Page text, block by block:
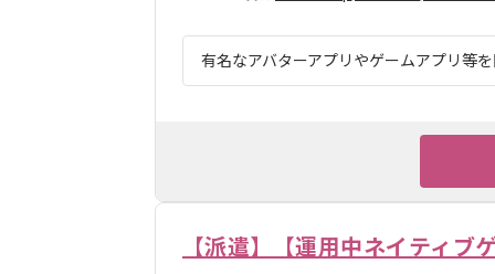
有名なアバターアプリやゲームアプリ等
【派遣】【運用中ネイティブ